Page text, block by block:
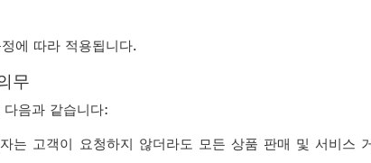
에 따라 적용됩니다.
무
음과 같습니다:
는 고객이 요청하지 않더라도 모든 상품 판매 및 서비스